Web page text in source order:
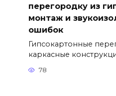
перегородку из
монтаж и
ошибок
Гипсокартонные
каркасные
78